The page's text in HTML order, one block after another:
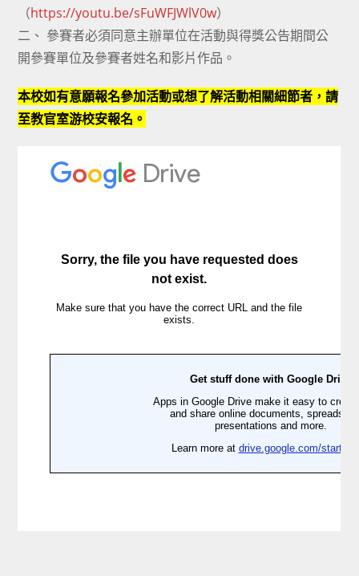
（https://youtu.be/sFuWFJWlV0w）
二、 參賽者必須同意主辦單位在活動與得獎公告期間公
開參賽單位及參賽者姓名和影片作品。
本校如有意願報名參加活動或想了解活動相關細節者，請
至教官室游校安報名。